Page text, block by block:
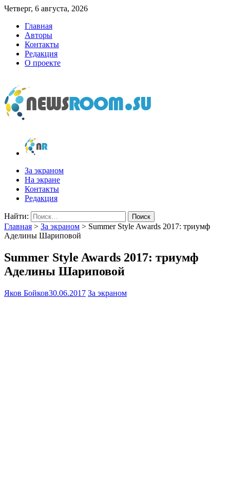
Четверг, 6 августа, 2026
Главная
Авторы
Контакты
Редакция
О проекте
newsroom.su
Новости о новостях
За экраном
На экране
Контакты
Редакция
Найти:
Главная > За экраном > Summer Style Awards 2017: триумф
Аделины Шариповой
Summer Style Awards 2017: триумф
Аделины Шариповой
Яков Бойков30.06.2017 За экраном